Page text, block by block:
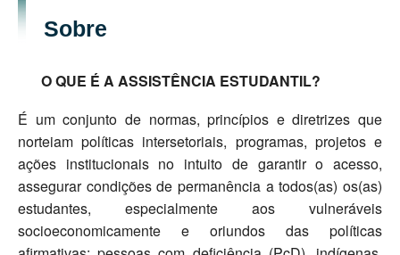
Sobre
O QUE É A ASSISTÊNCIA ESTUDANTIL?
É um conjunto de normas, princípios e diretrizes que
norteiam políticas intersetoriais, programas, projetos e
ações institucionais no intuito de garantir o acesso,
assegurar condições de permanência a todos(as) os(as)
estudantes, especialmente aos vulneráveis
socioeconomicamente e oriundos das políticas